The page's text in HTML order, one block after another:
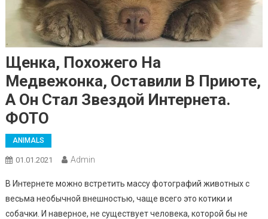
Щенка, Похожего На
Медвежонка, Оставили В Приюте,
А Он Стал Звездой Интернета.
ФОТО
ANIMALS
01.01.2021 Admin
В Интернете можно встретить массу фотографий животных с
весьма необычной внешностью, чаще всего это котики и
собачки. И наверное, не существует человека, которой бы не